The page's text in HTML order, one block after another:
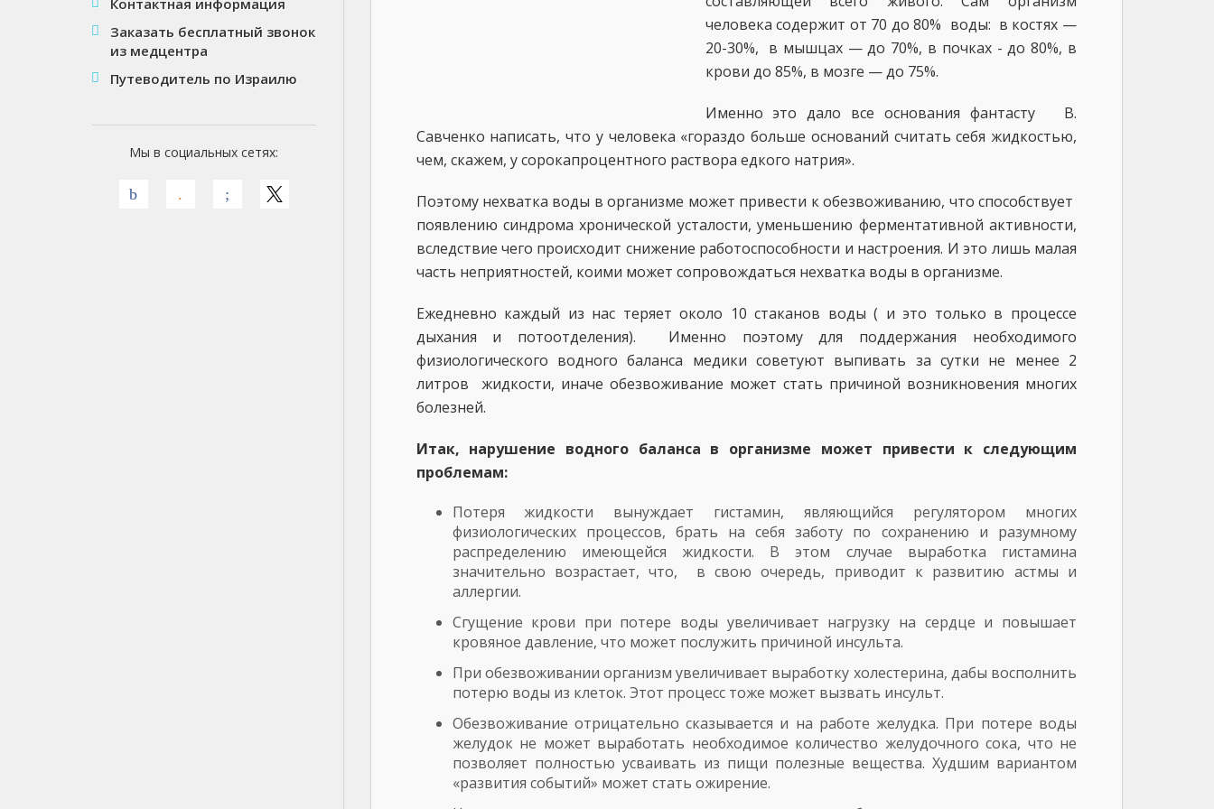
Контактная информация
Заказать бесплатный звонок
из медцентра
Путеводитель по Израилю
Мы в социальных сетях:
человека содержит от 70 до 80% воды: в костях —
20-30%, в мышцах — до 70%, в почках - до 80%, в
крови до 85%, в мозге — до 75%.
Именно это дало все основания фантасту В.
Савченко написать, что у человека «гораздо больше оснований считать себя жидкостью,
чем, скажем, у сорокапроцентного раствора едкого натрия».
Поэтому нехватка воды в организме может привести к обезвоживанию, что способствует
появлению синдрома хронической усталости, уменьшению ферментативной активности,
вследствие чего происходит снижение работоспособности и настроения. И это лишь малая
часть неприятностей, коими может сопровождаться нехватка воды в организме.
Ежедневно каждый из нас теряет около 10 стаканов воды ( и это только в процессе
дыхания и потоотделения). Именно поэтому для поддержания необходимого
физиологического водного баланса медики советуют выпивать за сутки не менее 2
литров жидкости, иначе обезвоживание может стать причиной возникновения многих
болезней.
Итак, нарушение водного баланса в организме может привести к следующим
проблемам:
Потеря жидкости вынуждает гистамин, являющийся регулятором многих
физиологических процессов, брать на себя заботу по сохранению и разумному
распределению имеющейся жидкости. В этом случае выработка гистамина
значительно возрастает, что, в свою очередь, приводит к развитию астмы и
аллергии.
Сгущение крови при потере воды увеличивает нагрузку на сердце и повышает
кровяное давление, что может послужить причиной инсульта.
При обезвоживании организм увеличивает выработку холестерина, дабы восполнить
потерю воды из клеток. Этот процесс тоже может вызвать инсульт.
Обезвоживание отрицательно сказывается и на работе желудка. При потере воды
желудок не может выработать необходимое количество желудочного сока, что не
позволяет полностью усваивать из пищи полезные вещества. Худшим вариантом
«развития событий» может стать ожирение.